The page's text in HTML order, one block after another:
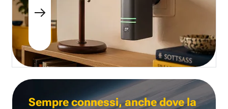
Sempre connessi, anche dove la